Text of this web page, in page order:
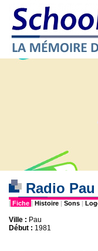
Radio
| Fiche | Histoire | Sons |
Ville : Pau
Début : 1981